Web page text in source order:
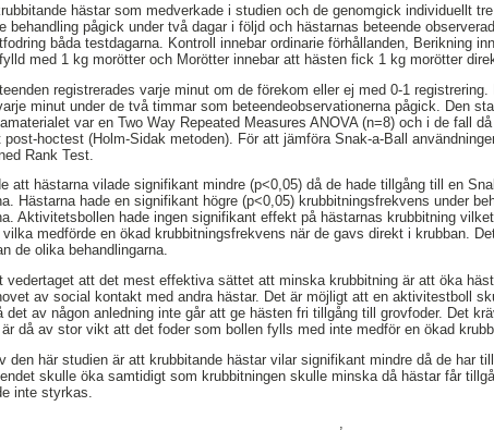
hästar som medverkade i studien och de genomgick individuellt
behandling pågick under två dagar i följd och hästarnas beteende
båda testdagarna. Kontroll innebar ordinarie förhållanden, Berikning
med 1 kg morötter och Morötter innebar att hästen fick 1 kg morötter
registrerades varje minut om de förekom eller ej med 0-1
minut under de två timmar som beteendeobservationerna pågick. Den
var en Two Way Repeated Measures ANOVA (n=8) och i de fall
post-hoctest (Holm-Sidak metoden). För att jämföra Snak-a-Ball
Rank Test.
att hästarna vilade signifikant mindre (p<0,05) då de hade tillgång till en
Hästarna hade en signifikant högre (p<0,05) krubbitningsfrekvens under
Aktivitetsbollen hade ingen signifikant effekt på hästarnas krubbitning
medförde en ökad krubbitningsfrekvens när de gavs direkt i krubban.
de olika behandlingarna.
vedertaget att det mest effektiva sättet att minska krubbitning är att öka
av social kontakt med andra hästar. Det är möjligt att en aktivitestboll
det av någon anledning inte går att ge hästen fri tillgång till grovfoder. Det
då av stor vikt att det foder som bollen fylls med inte medför en ökad
den här studien är att krubbitande hästar vilar signifikant mindre då de har
skulle öka samtidigt som krubbitningen skulle minska då hästar får
inte styrkas.